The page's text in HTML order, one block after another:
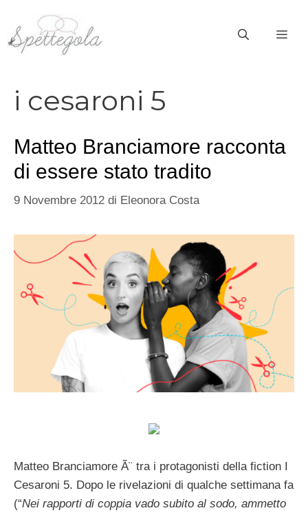
contenuto
i cesaroni 5
Matteo Branciamore racconta
di essere stato tradito
9 Novembre 2012 di Eleonora Costa
Matteo Branciamore Ã¨ tra i protagonisti della fiction I
Cesaroni 5. Dopo le rivelazioni di qualche settimana fa
(“Nei rapporti di coppia vado subito al sodo, ammetto